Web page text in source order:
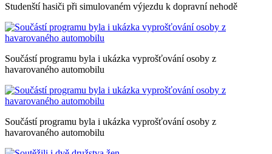
Studenští hasiči při simulovaném výjezdu k dopravní nehodě
Součástí programu byla i ukázka vyprošťování osoby z
havarovaného automobilu
Součástí programu byla i ukázka vyprošťování osoby z
havarovaného automobilu